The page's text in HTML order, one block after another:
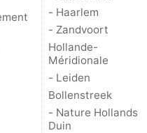
- Haarlem
- Zandvoort
Hollande-
Méridionale
- Leiden
Bollenstreek
- Nature Hollands
Duin